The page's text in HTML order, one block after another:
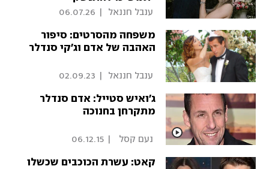
ענבל חננאל 06.07.26
משפחה מהסרטים: סיפור
האהבה של אדם וג'קי סנדלר
ענבל חננאל 02.09.23
ג'ואיש סטייל: אדם סנדלר
מתקרחן בחנוכה
נעם קסל 06.12.15
קאט: עשרת הכוכבים שכשלו